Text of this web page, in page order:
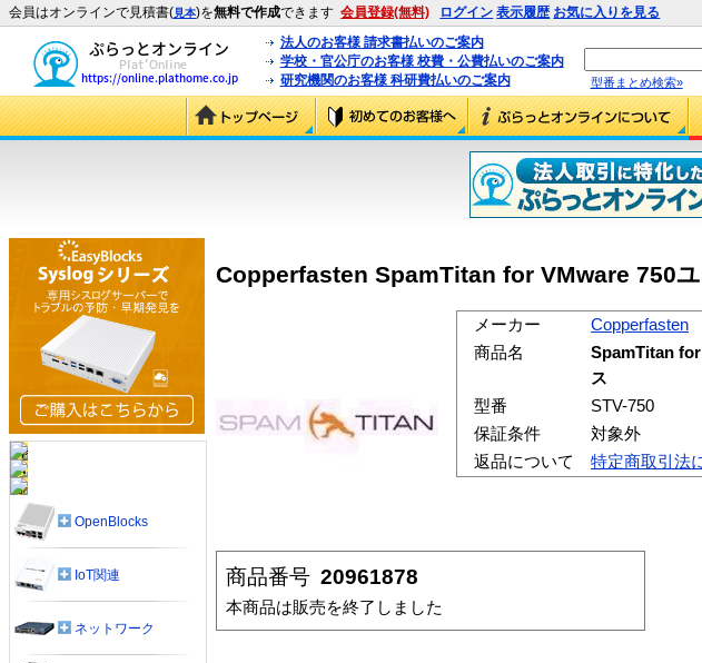
会員はオンラインで見積書(見本)を無料で作成できます 会員登録(無料) ログイン 表示履歴 お気に入りを見る
法人のお客様 請求書払いのご案内
学校・官公庁のお客様 校費・公費払いのご案内
研究機関のお客様 科研費払いのご案内
型番まとめ検索»
Copperfasten SpamTitan for VMware 750
メーカー
Copperfasten
商品名
SpamTitan
ス
型番
STV-750
保証条件
対象外
返品について
特定商取引法
商品番号 20961878
本商品は販売を終了しました
OpenBlocks
IoT関連
ネットワーク